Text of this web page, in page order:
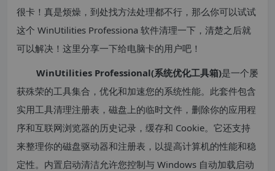
很卡！真是烦燥，到处找方法处理都不行，那么你可以试试
这个 WinUtilities Professiona 软件清理一下，清楚之后就
可以解决！这里分享一下给电脑卡的用户吧！
WinUtilities Professional(系统优化工具箱)是一个屡
获殊荣的工具集合，优化和加速您的系统性能。此套件包含
实用工具清理注册表，磁盘上的临时文件，删除你的应用程
序和互联网浏览器的历史记录，缓存和 Cookie。它还支持
来整理你的磁盘驱动器和注册表，以提高计算机的性能和稳
定性。内置启动清洁允许您控制与 Windows 自动加载启动